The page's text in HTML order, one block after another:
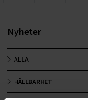
Nyheter
ALLA
HÅLLBARHET